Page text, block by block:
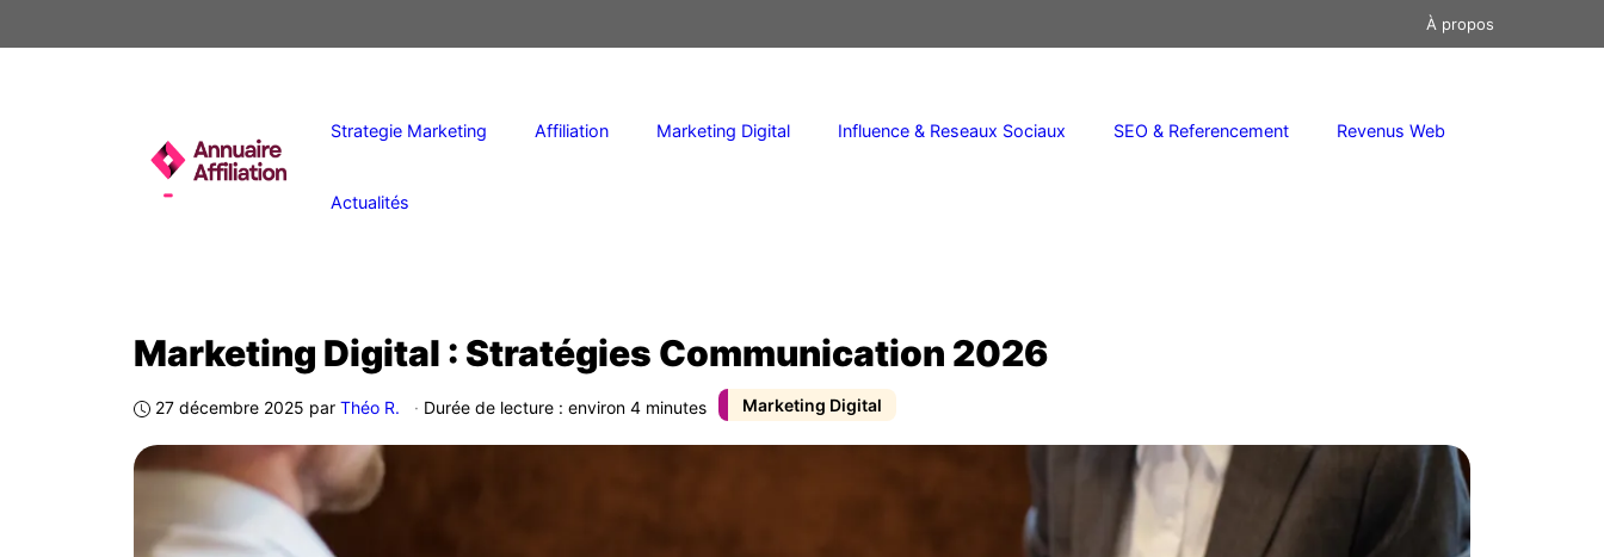
au
À propos
Strategie Marketing Affiliation Marketing Digital Influence & Reseaux Sociaux SEO & Referencement Revenus Web
Actualités
Marketing Digital
Marketing Digital : Stratégies Communication 2026
27 décembre 2025 par Théo R. · Durée de lecture : environ 4 minutes